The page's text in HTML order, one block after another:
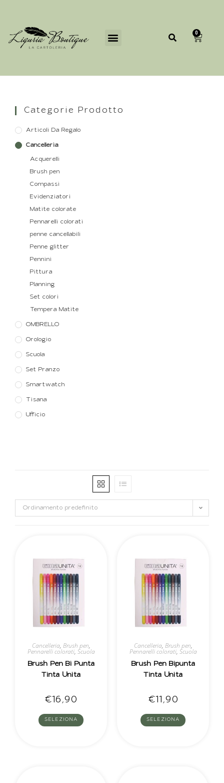
0
Categorie Prodotto
Articoli Da Regalo
Cancelleria
Acquerelli
Brush pen
Compassi
Evidenziatori
Matite colorate
Pennarelli colorati
penne cancellabili
Penne glitter
Pennini
Pittura
Planning
Set colori
Tempera Matite
OMBRELLO
Orologio
Scuola
Set Pranzo
Smartwatch
Tisana
Ufficio
Ordinamento predefinito
Cancelleria, Brush pen,
Pennarelli colorati, Scuola
Brush Pen Bi Punta
Tinta Unita
€16,90
SELEZIONA
Cancelleria, Brush pen,
Pennarelli colorati, Scuola
Brush Pen Bipunta
Tinta Unita
€11,90
SELEZIONA